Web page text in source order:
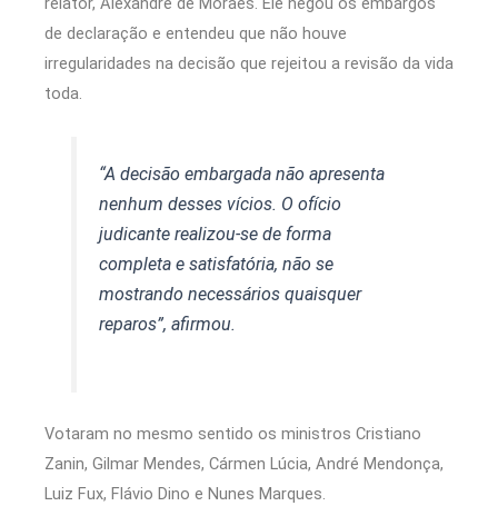
de declaração e entendeu que não houve
irregularidades na decisão que rejeitou a revisão da vida
toda.
“A decisão embargada não apresenta
nenhum desses vícios. O ofício
judicante realizou-se de forma
completa e satisfatória, não se
mostrando necessários quaisquer
reparos”, afirmou.
Votaram no mesmo sentido os ministros Cristiano
Zanin, Gilmar Mendes, Cármen Lúcia, André Mendonça,
Luiz Fux, Flávio Dino e Nunes Marques.